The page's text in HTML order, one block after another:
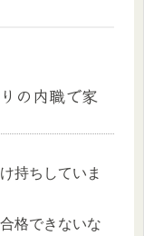
の内職で家
持ちしていま
格できないな